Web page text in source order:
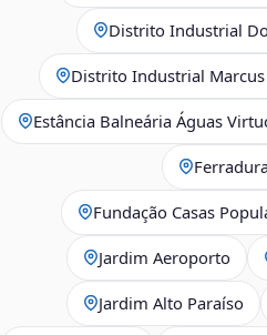
Distrito Industrial
Distrito Industrial
Estância Balneária Águas
Fundação Casas
Jardim Aeroporto
Jardim Alto Paraíso